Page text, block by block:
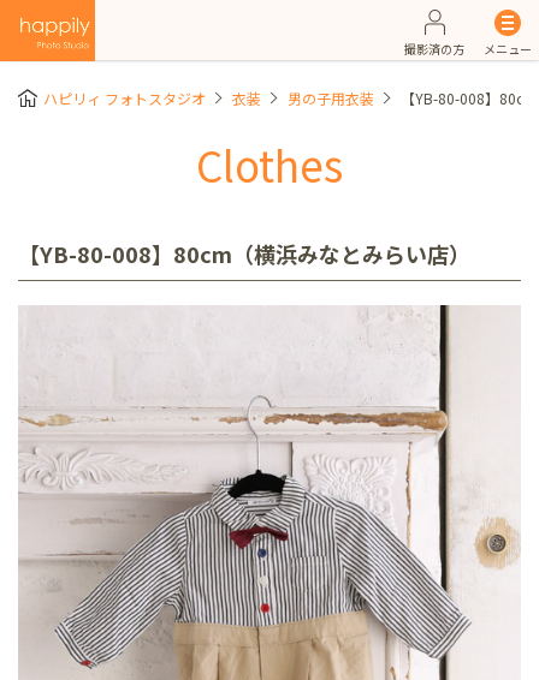
撮影済の方 メニュー
ハピリィ フォトスタジオ 衣装 男の子用衣装 【YB-80-008】
Clothes
【YB-80-008】80cm（横浜みなとみらい店）